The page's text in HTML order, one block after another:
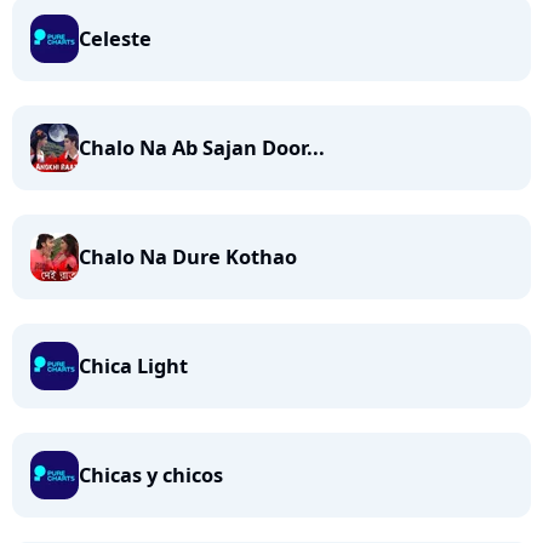
Celeste
Chalo Na Ab Sajan Door...
Chalo Na Dure Kothao
Chica Light
Chicas y chicos